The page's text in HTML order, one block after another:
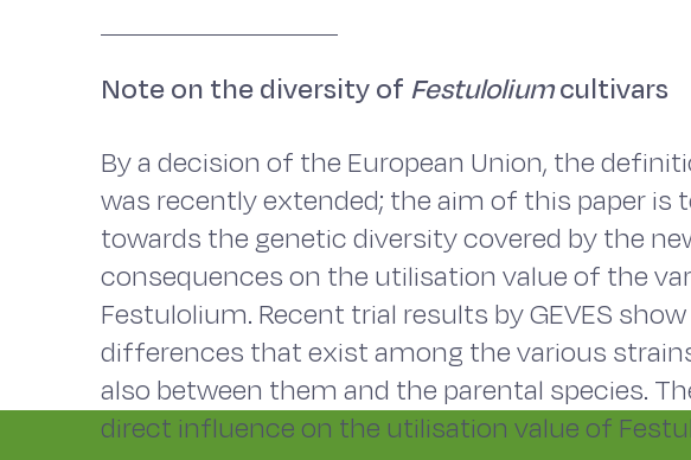
Note on the diversity of Festuloliumcultivars
By a decision of the European Union, the
was recently extended; the aim of this paper is
towards the genetic diversity covered by the
consequences on the utilisation value of the
Festulolium. Recent trial results by GEVES
differences that exist among the various
also between them and the parental species.
direct influence on the utilisation value of